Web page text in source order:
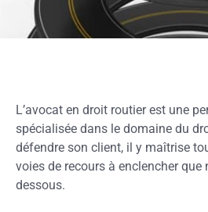
L’avocat en droit routier est une
spécialisée dans le domaine du
défendre son client, il y maîtrise
voies de recours à enclencher
dessous.